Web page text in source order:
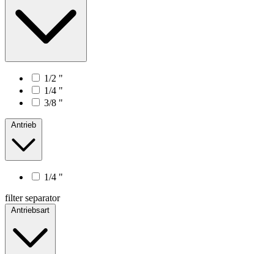
1/2 "
1/4 "
3/8 "
Antrieb
1/4 "
filter separator
Antriebsart